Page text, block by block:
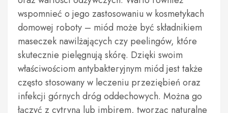
wspomnieć o jego zastosowaniu w kosmetykach
domowej roboty – miód może być składnikiem
maseczek nawilżających czy peelingów, które
skutecznie pielęgnują skórę. Dzięki swoim
właściwościom antybakteryjnym miód jest także
często stosowany w leczeniu przeziębień oraz
infekcji górnych dróg oddechowych. Można go
łączyć z cytryną lub imbirem, tworząc naturalne